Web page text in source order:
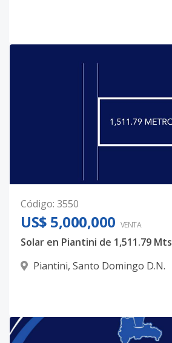
Código: 3550
US$ 5,000,000 VENTA
Solar en Piantini de 1,511.79 Mts
Piantini, Santo Domingo D.N.